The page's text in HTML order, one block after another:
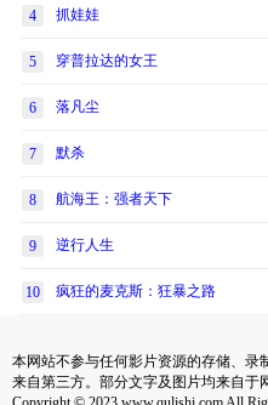
4 抓娃娃
5 穿普拉达的女王
6 落凡尘
7 默杀
8 航海王：强者天下
9 逆行人生
10 疯狂的麦克斯：狂暴之路
本网站不参与任何影片资源的存储、录
来自第三方。部分文字及图片均来自于